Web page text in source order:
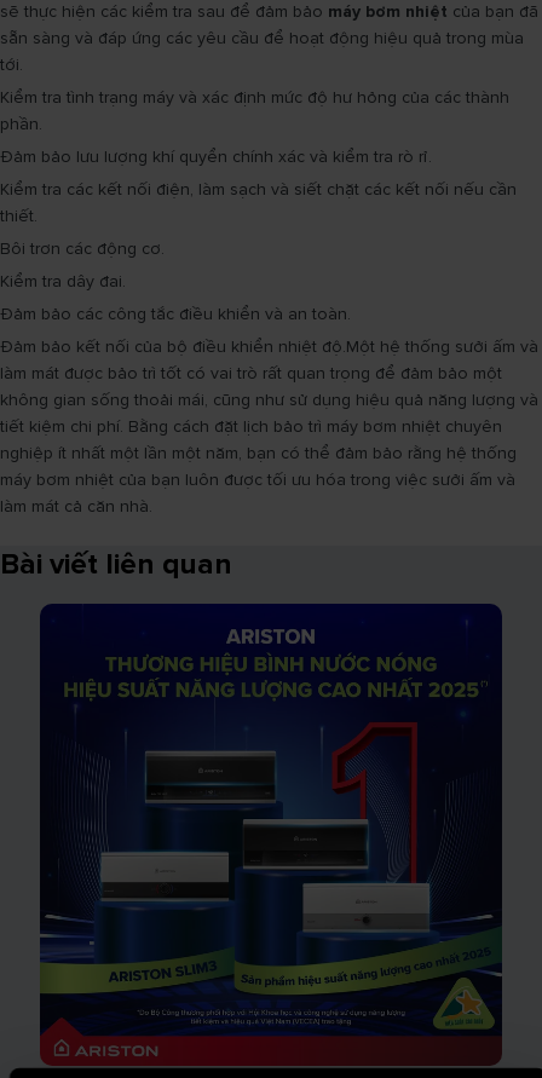
sẽ thực hiện các kiểm tra sau để đảm bảo máy bơm nhiệt của bạn đã
sẵn sàng và đáp ứng các yêu cầu để hoạt động hiệu quả trong mùa
tới.
Kiểm tra tình trạng máy và xác định mức độ hư hỏng của các thành
phần.
Đảm bảo lưu lượng khí quyển chính xác và kiểm tra rò rỉ.
Kiểm tra các kết nối điện, làm sạch và siết chặt các kết nối nếu cần
thiết.
Bôi trơn các động cơ.
Kiểm tra dây đai.
Đảm bảo các công tắc điều khiển và an toàn.
Đảm bảo kết nối của bộ điều khiển nhiệt độ.Một hệ thống sưởi ấm và
làm mát được bảo trì tốt có vai trò rất quan trọng để đảm bảo một
không gian sống thoải mái, cũng như sử dụng hiệu quả năng lượng và
tiết kiệm chi phí. Bằng cách đặt lịch bảo trì máy bơm nhiệt chuyên
nghiệp ít nhất một lần một năm, bạn có thể đảm bảo rằng hệ thống
máy bơm nhiệt của bạn luôn được tối ưu hóa trong việc sưởi ấm và
làm mát cả căn nhà.
Bài viết liên quan